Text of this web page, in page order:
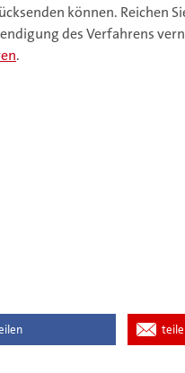
können. Reichen
des Verfahrens
.